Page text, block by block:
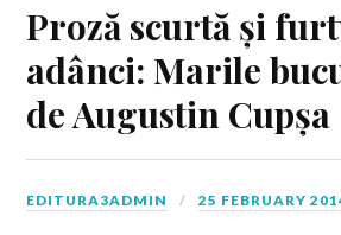
Proză scurtă și
adânci: Marile
de Augustin Cupșa
EDITURA3ADMIN 25 FEBRUARY